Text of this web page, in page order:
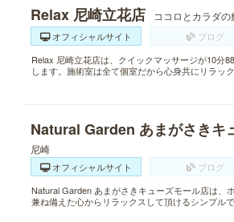
Relax 尼崎立花店 ココロとカラダ
オフィシャルサイト
ブログ
Relax 尼崎立花店は、クイックマッサージが10分
します。施術室は全て個室だから心身共にリラッ
Natural Garden あまがさきキ
尼崎
オフィシャルサイト
ブログ
Natural Garden あまがさきキューズモール店は、
兼ね備えた心からリラックスして頂けるシンプルで